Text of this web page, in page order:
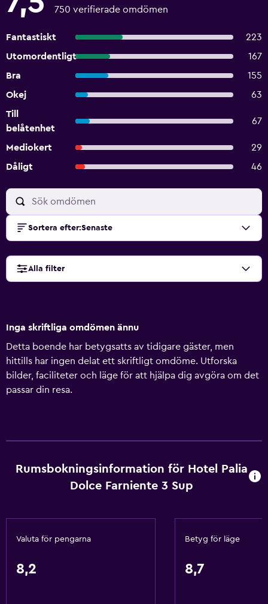
750 verifierade omdömen
Fantastiskt
223
Utomordentligt
167
Bra
155
Okej
63
Till
belåtenhet
67
Mediokert
29
Dåligt
46
Sortera efter:Senaste
Alla filter
Inga skriftliga omdömen ännu
Detta boende har betygsatts av tidigare gäster, men
hittills har ingen delat ett skriftligt omdöme. Utforska
bilder, faciliteter och läge för att hjälpa dig avgöra om det
passar din resa.
Rumsbokningsinformation för Hotel Palia
Dolce Farniente 3 Sup
Valuta för pengarna
8,2
Betyg för läge
8,7